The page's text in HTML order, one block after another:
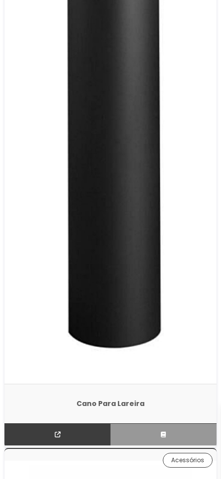
Cano Para Lareira
Acessórios